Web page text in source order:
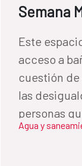
nacionales
completa
terremoto
acciones
duradera de
es el país
Semana
Este
acceso a
cuestión
las
personas
Agua y